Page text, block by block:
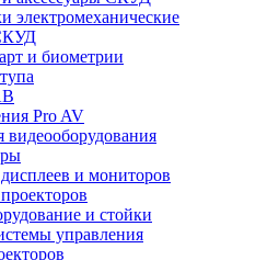
электромеханические
и биометрии
Pro AV
видеооборудования
и мониторов
и стойки
управления